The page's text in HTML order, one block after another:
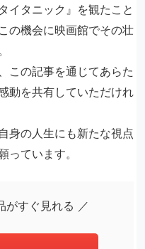
イタニック』を観たこと
の機会に映画館でその壮
この記事を通じてあらた
動を共有していただけれ
身の人生にも新たな視点
っています。
がすぐ見れる ／